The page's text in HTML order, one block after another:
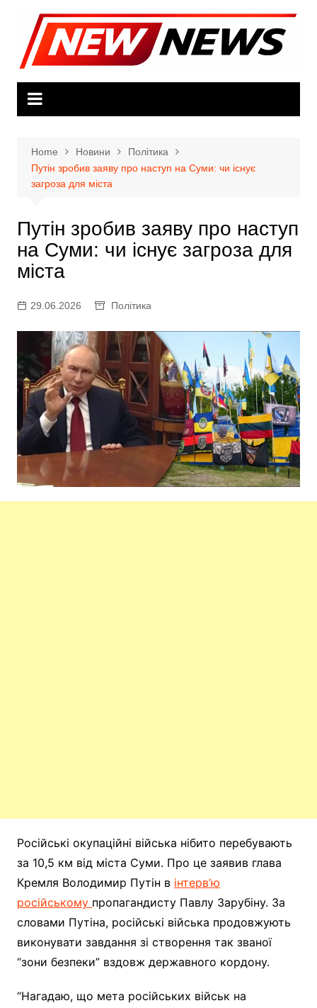
content
Home Новини
Політика
Путін зробив заяву про наступ на Суми: чи існує
загроза для міста
Путін зробив заяву про наступ
на Суми: чи існує загроза для
міста
29.06.2026 Політика
Російські окупаційні війська нібито перебувають
за 10,5 км від міста Суми. Про це заявив глава
Кремля Володимир Путін в інтерв’ю
російському пропагандисту Павлу Зарубіну. За
словами Путіна, російські війська продовжують
виконувати завдання зі створення так званої
“зони безпеки” вздовж державного кордону.
“Нагадаю, що мета російських військ на